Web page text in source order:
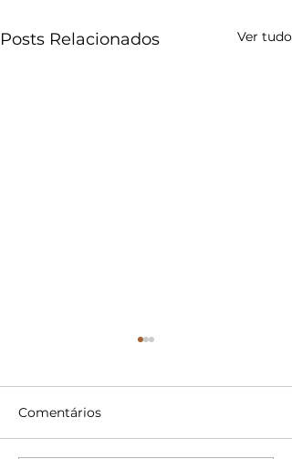
Posts Relacionados Ver tudo
Comentários